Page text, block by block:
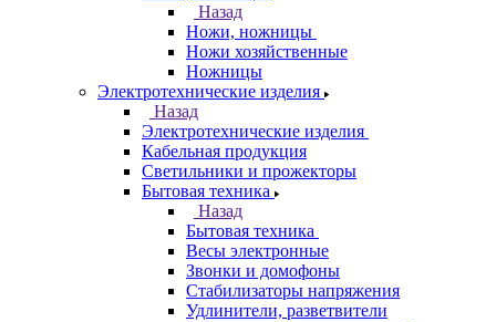
Назад
Ножи, ножницы
Ножи хозяйственные
Ножницы
Электротехнические изделия
Назад
Электротехнические изделия
Кабельная продукция
Светильники и прожекторы
Бытовая техника
Назад
Бытовая техника
Весы электронные
Звонки и домофоны
Стабилизаторы напряжения
Удлинители, разветвители